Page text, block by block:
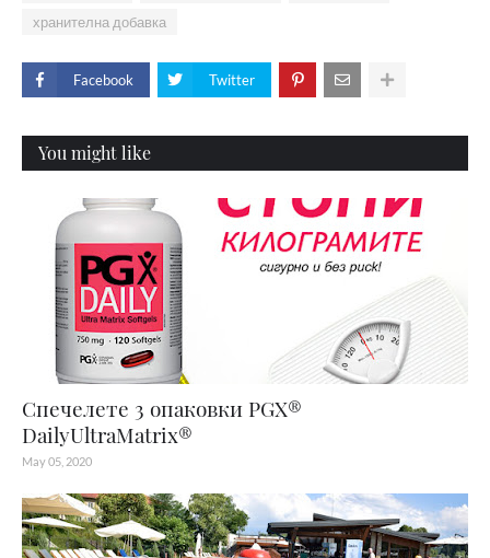
хранителна добавка
Facebook Twitter
You might like
Спечелете 3 опаковки PGX®
DailyUltraMatrix®
May 05, 2020